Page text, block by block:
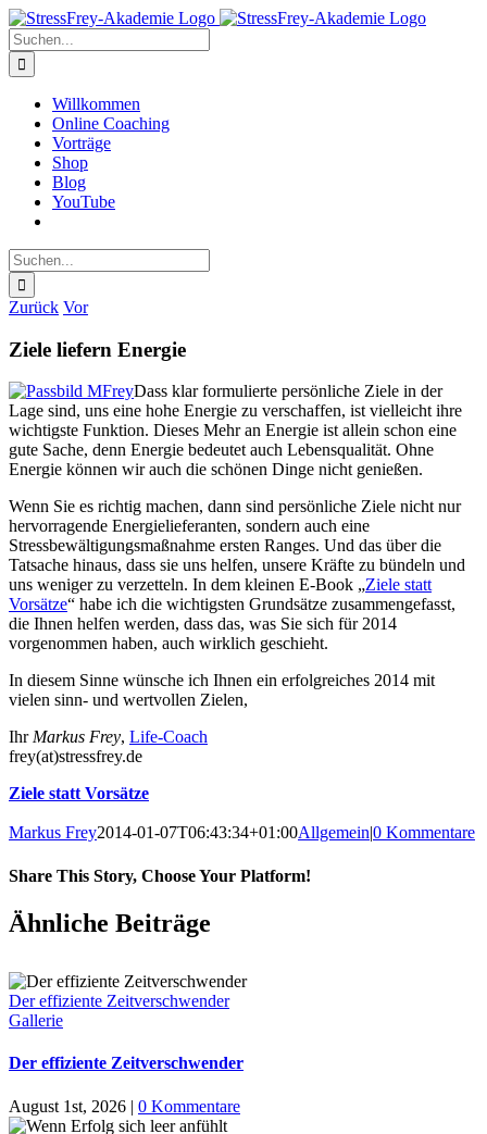
Zum
Inhalt
springen
Suche
nach:
Willkommen
Online Coaching
Vorträge
Shop
Blog
YouTube
Suche
nach:
Zurück Vor
Ziele liefern Energie
Dass klar formulierte persönliche Ziele in der
Lage sind, uns eine hohe Energie zu verschaffen, ist vielleicht ihre
wichtigste Funktion. Dieses Mehr an Energie ist allein schon eine
gute Sache, denn Energie bedeutet auch Lebensqualität. Ohne
Energie können wir auch die schönen Dinge nicht genießen.
Wenn Sie es richtig machen, dann sind persönliche Ziele nicht nur
hervorragende Energielieferanten, sondern auch eine
Stressbewältigungsmaßnahme ersten Ranges. Und das über die
Tatsache hinaus, dass sie uns helfen, unsere Kräfte zu bündeln und
uns weniger zu verzetteln. In dem kleinen E-Book „Ziele statt
Vorsätze“ habe ich die wichtigsten Grundsätze zusammengefasst,
die Ihnen helfen werden, dass das, was Sie sich für 2014
vorgenommen haben, auch wirklich geschieht.
In diesem Sinne wünsche ich Ihnen ein erfolgreiches 2014 mit
vielen sinn- und wertvollen Zielen,
IhrMarkus Frey, Life-Coach
frey(at)stressfrey.de
Ziele statt Vorsätze
Markus Frey2014-01-07T06:43:34+01:00Allgemein|0 Kommentare
Share This Story, Choose Your Platform!
Ähnliche Beiträge
Der effiziente Zeitverschwender
Gallerie
Der effiziente Zeitverschwender
August 1st, 2026 | 0 Kommentare